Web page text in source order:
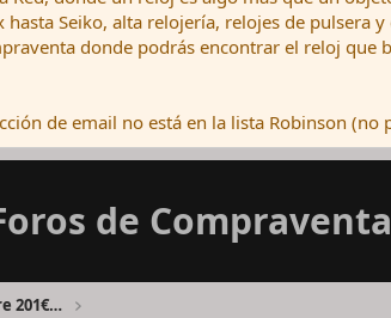
hasta Seiko, alta relojería, relojes de
donde podrás encontrar el reloj que
de email no está en la lista Robinson (no
de
Foro Compraventa Relojes FCvR entre 201€ y 1000€